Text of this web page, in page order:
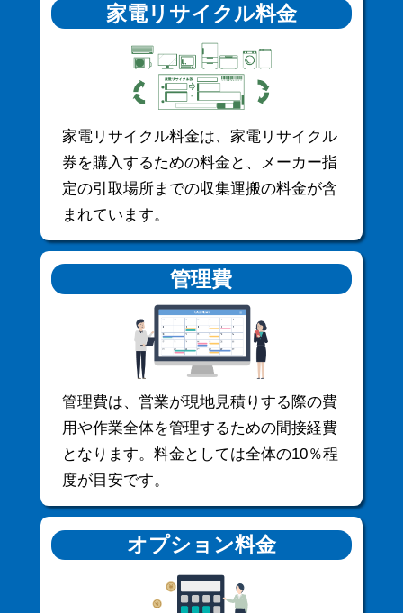
家電リサイクル料金
家電リサイクル料金は、家電リサイクル
券を購入するための料金と、メーカー指
定の引取場所までの収集運搬の料金が含
まれています。
管理費
管理費は、営業が現地見積りする際の費
用や作業全体を管理するための間接経費
となります。料金としては全体の10％程
度が目安です。
オプション料金